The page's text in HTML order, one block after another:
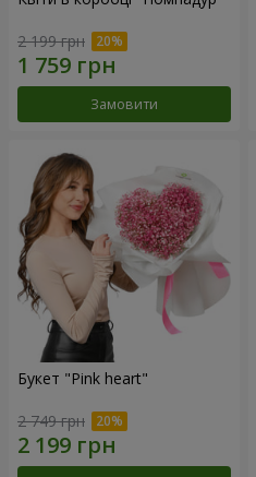
2 199 грн
Замовити
Букет "Pink heart"
2 749 грн